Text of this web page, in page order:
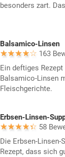
besonders zart.
Balsamico-Linsen
163
Ein deftiges
Balsamico-Linsen
Fleischgerichte.
Erbsen-Linsen-
58
Die Erbsen-
Rezept, dass sich